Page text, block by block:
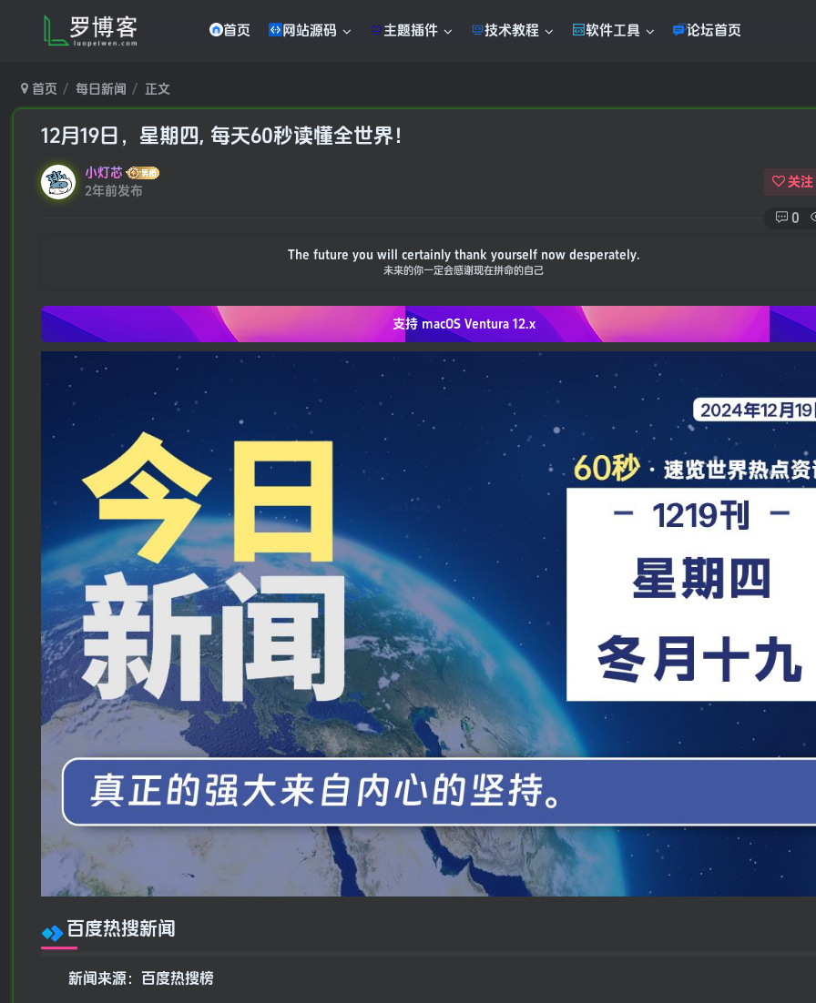
首页 网站源码 主题插件 技术教程 软件工具 论坛首页
首页 每日新闻 正文
12月19日，星期四, 每天60秒读懂全世界！
小灯芯
2年前发布
关注
0
If you hold tight, how can a free hand to hug now?
你若将过去抱的太紧，怎么能腾出手来拥抱现在？
支持 macOSVentura 12.x
百度热搜新闻
新闻来源：百度热搜榜